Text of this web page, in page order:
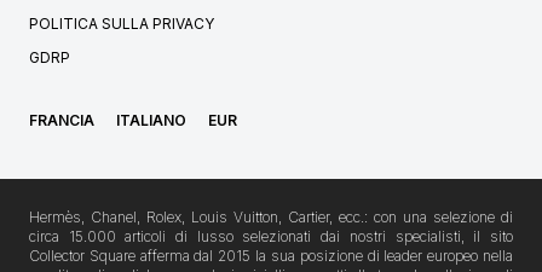
POLITICA SULLA PRIVACY
GDRP
FRANCIA ITALIANO EUR
Hermès, Chanel, Rolex, Louis Vuitton, Cartier, ecc.: con una selezione di
circa 15.000 articoli di lusso selezionati dai nostri specialisti, il sito
Collector Square afferma dal 2015 la sua posizione di leader europeo nella